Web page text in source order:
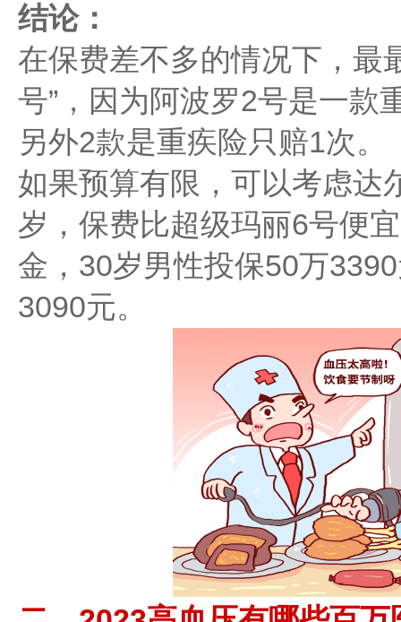
结论：
在保费差不多的情况下，最
号”，因为阿波罗2号是一款
另外2款是重疾险只赔1次。
如果预算有限，可以考虑达
岁，保费比超级玛丽6号便
金，30岁男性投保50万
3090元。